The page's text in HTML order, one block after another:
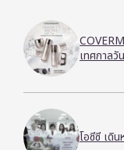
เทศกาลวั
โอซีซี เดิ